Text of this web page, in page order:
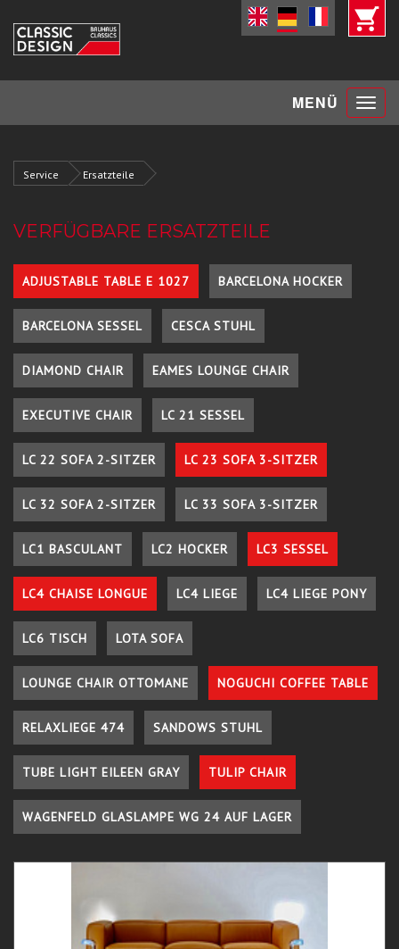
MENÜ Toggle
Service Ersatzteile
VERFÜGBARE ERSATZTEILE
ADJUSTABLE TABLE E 1027 BARCELONA HOCKER
BARCELONA SESSEL CESCA STUHL
DIAMOND CHAIR EAMES LOUNGE CHAIR
EXECUTIVE CHAIR LC 21 SESSEL
LC 22 SOFA 2-SITZER LC 23 SOFA 3-SITZER
LC 32 SOFA 2-SITZER LC 33 SOFA 3-SITZER
LC1 BASCULANT LC2 HOCKER LC3 SESSEL
LC4 CHAISE LONGUE LC4 LIEGE LC4 LIEGE PONY
LC6 TISCH LOTA SOFA
LOUNGE CHAIR OTTOMANE NOGUCHI COFFEE TABLE
RELAXLIEGE 474 SANDOWS STUHL
TUBE LIGHT EILEEN GRAY TULIP CHAIR
WAGENFELD GLASLAMPE WG 24 AUF LAGER